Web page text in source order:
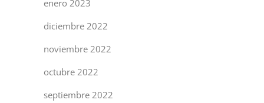
enero 2023
diciembre 2022
noviembre 2022
octubre 2022
septiembre 2022